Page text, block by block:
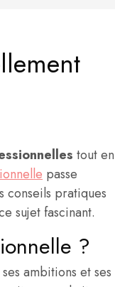
tout en
passe
conseils pratiques
sujet fascinant.
?
ambitions et ses